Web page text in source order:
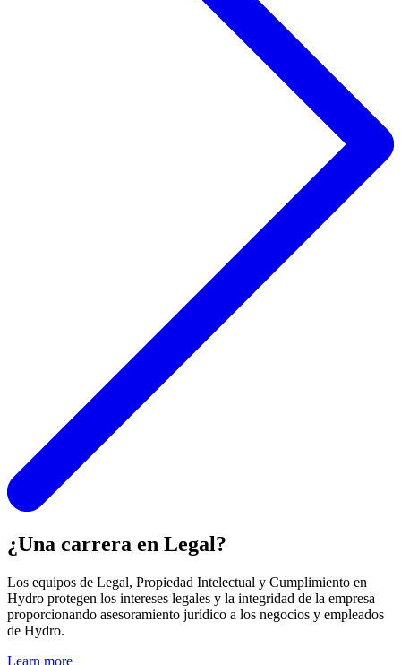
¿Una carrera en Legal?
Los equipos de Legal, Propiedad Intelectual y Cumplimiento en
Hydro protegen los intereses legales y la integridad de la empresa
proporcionando asesoramiento jurídico a los negocios y empleados
de Hydro.
Learn more